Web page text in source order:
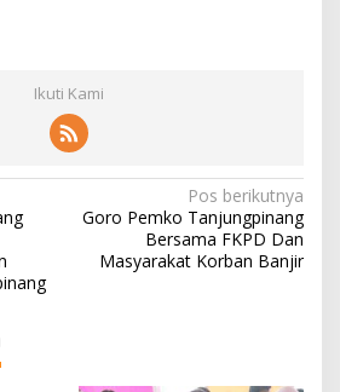
Ikuti Kami
Pos berikutnya
Goro Pemko Tanjungpinang
Bersama FKPD Dan
Masyarakat Korban Banjir